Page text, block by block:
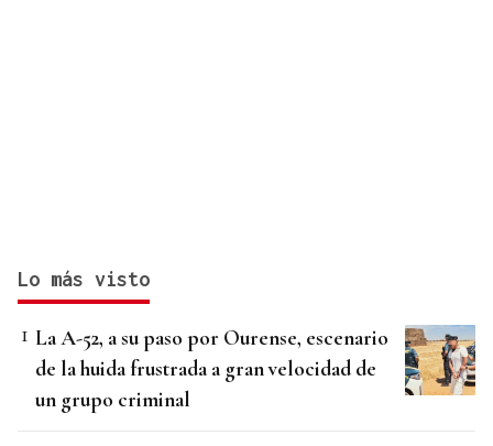
Lo más visto
La A-52, a su paso por Ourense, escenario
de la huida frustrada a gran velocidad de
un grupo criminal